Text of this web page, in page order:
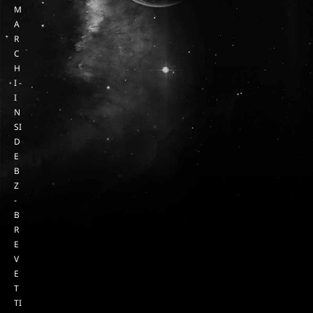
M
A
R
C
H
I -
I
N
SI
D
E
B
Z
-
B
R
E
V
E
T
TI